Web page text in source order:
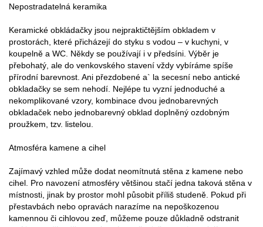
Nepostradatelná keramika
Keramické obkládačky jsou nejpraktičtějším obkladem v
prostorách, které přicházejí do styku s vodou – v kuchyni, v
koupelně a WC. Někdy se používají i v předsíni. Výběr je
přebohatý, ale do venkovského stavení vždy vybíráme spíše
přírodní barevnost. Ani přezdobené a` la secesní nebo antické
obkladačky se sem nehodí. Nejlépe tu vyzní jednoduché a
nekomplikované vzory, kombinace dvou jednobarevných
obkladaček nebo jednobarevný obklad doplněný ozdobným
proužkem, tzv. listelou.
Atmosféra kamene a cihel
Zajímavý vzhled může dodat neomítnutá stěna z kamene nebo
cihel. Pro navození atmosféry většinou stačí jedna taková stěna v
místnosti, jinak by prostor mohl působit příliš studeně. Pokud při
přestavbách nebo opravách narazíme na nepoškozenou
kamennou či cihlovou zeď, můžeme pouze důkladně odstranit